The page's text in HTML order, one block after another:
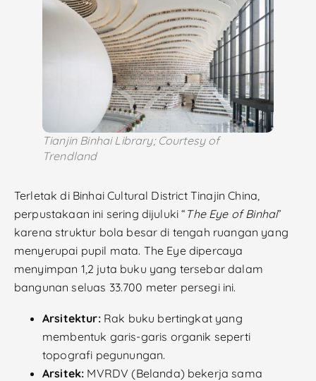
Tianjin Binhai Library; Courtesy of
Trendland
Terletak di Binhai Cultural District Tinajin China,
perpustakaan ini sering dijuluki “ The Eye of Binhai”
karena struktur bola besar di tengah ruangan yang
menyerupai pupil mata. The Eye dipercaya
menyimpan 1,2 juta buku yang tersebar dalam
bangunan seluas 33.700 meter persegi ini.
Arsitektur:Rak buku bertingkat yang
membentuk garis-garis organik seperti
topografi pegunungan.
Arsitek: MVRDV (Belanda) bekerja sama